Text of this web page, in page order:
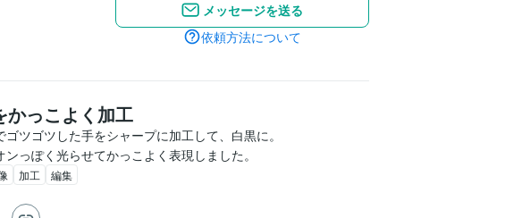
メッセージを送る
依頼方法について
かっこよく加工
ゴツゴツした手をシャープに加工して、白黒に。
っぽく光らせてかっこよく表現しました。
加工 編集